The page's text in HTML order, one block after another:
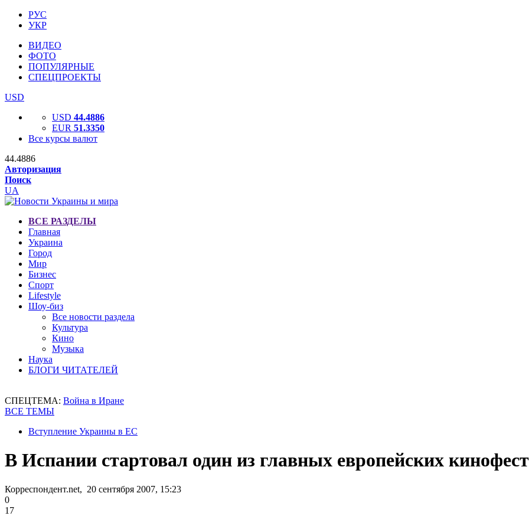
РУС
УКР
ВИДЕО
ФОТО
ПОПУЛЯРНЫЕ
СПЕЦПРОЕКТЫ
USD
USD 44.4886
EUR 51.3350
Все курсы валют
44.4886
Авторизация
Поиск
UA
ВСЕ РАЗДЕЛЫ
Главная
Украина
Город
Мир
Бизнес
Спорт
Lifestyle
Шоу-биз
Все новости раздела
Культура
Кино
Музыка
Наука
БЛОГИ ЧИТАТЕЛЕЙ
СПЕЦТЕМА: Война в Иране
ВСЕ ТЕМЫ
Вступление Украины в ЕС
В Испании стартовал один из главных европейских
Корреспондент.net, 20 сентября 2007, 15:23
0
17